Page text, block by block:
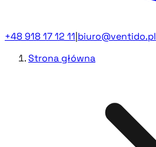
+48 918 17 12 11 biuro@ventido.pl
Strona główna